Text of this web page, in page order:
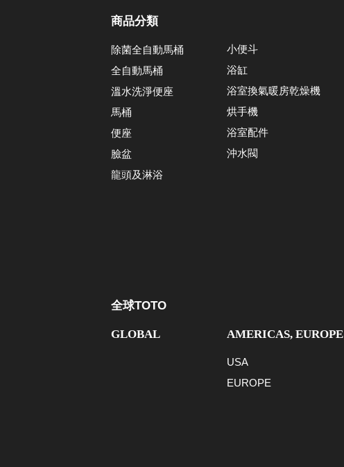
商品分類
除菌全自動馬桶
全自動馬桶
溫水洗淨便座
馬桶
便座
臉盆
龍頭及淋浴
小便斗
浴缸
浴室換氣暖房乾燥機
烘手機
浴室配件
沖水閥
全球TOTO
GLOBAL AMERICAS, EUROPE
USA
EUROPE